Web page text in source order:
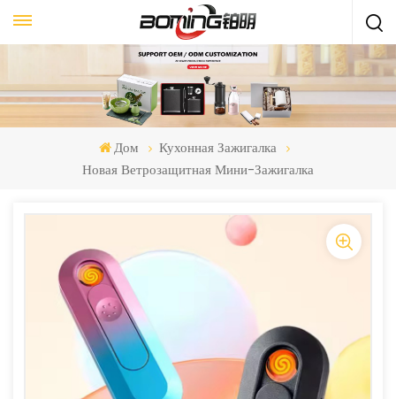
Дом
Кухонная Зажигалка
Новая Ветрозащитная Мини-Зажигалка